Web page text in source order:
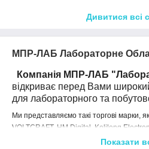
Дивитися всі
МПР-ЛАБ Лабораторне
Компанія МПР-ЛАБ
відкриває перед Вами
для лабораторного та
Ми представляємо такі торгові марки,
VOLTCRAFT, HM Digital, Kelilong
Показати